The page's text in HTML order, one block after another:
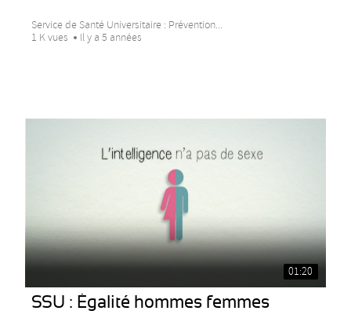
Service de Santé Universitaire : Prévention...
1 K vues
Il y a 5 années
01:20
SSU : Égalité hommes femmes